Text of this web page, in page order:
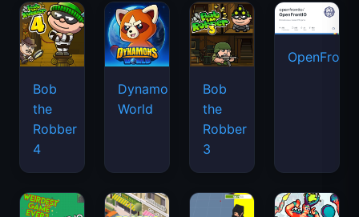
Bob
the
Robber
4
Dynamons
World
Bob
the
Robber
3